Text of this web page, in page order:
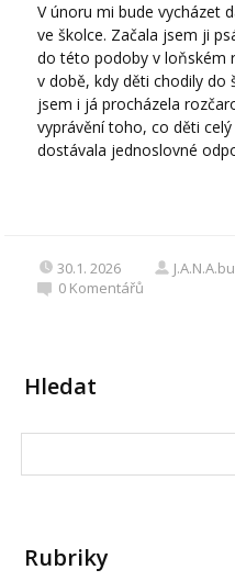
V únoru mi bude vycházet
ve školce. Začala jsem ji
do této podoby v loňském
v době, kdy děti chodily do
jsem i já procházela
vyprávění toho, co děti
dostávala jednoslovné
30.1. 2026
0 Komentářů
Hledat
Rubriky